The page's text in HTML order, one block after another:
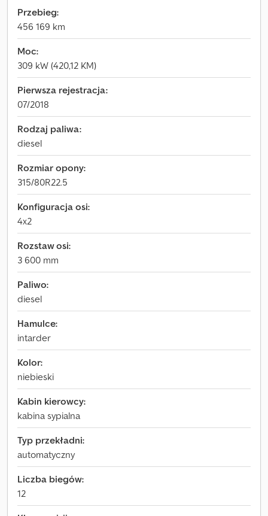
Przebieg:
456 169 km
Moc:
309 kW (420,12 KM)
Pierwsza rejestracja:
07/2018
Rodzaj paliwa:
diesel
Rozmiar opony:
315/80R22.5
Konfiguracja osi:
4x2
Rozstaw osi:
3 600 mm
Paliwo:
diesel
Hamulce:
intarder
Kolor:
niebieski
Kabin kierowcy:
kabina sypialna
Typ przekładni:
automatyczny
Liczba biegów:
12